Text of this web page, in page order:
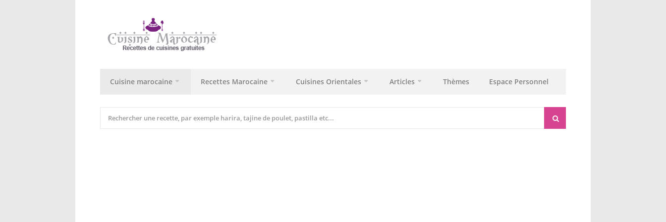
Cuisine marocaine Recettes Marocaine Cuisines Orientales Articles Thèmes Espace Personnel